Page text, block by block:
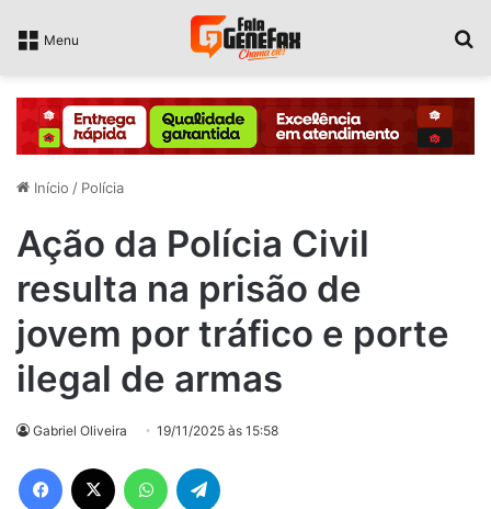
Menu
Início / Polícia
Ação da Polícia Civil
resulta na prisão de
jovem por tráfico e porte
ilegal de armas
Gabriel Oliveira 19/11/2025 às 15:58
Facebook WhatsApp